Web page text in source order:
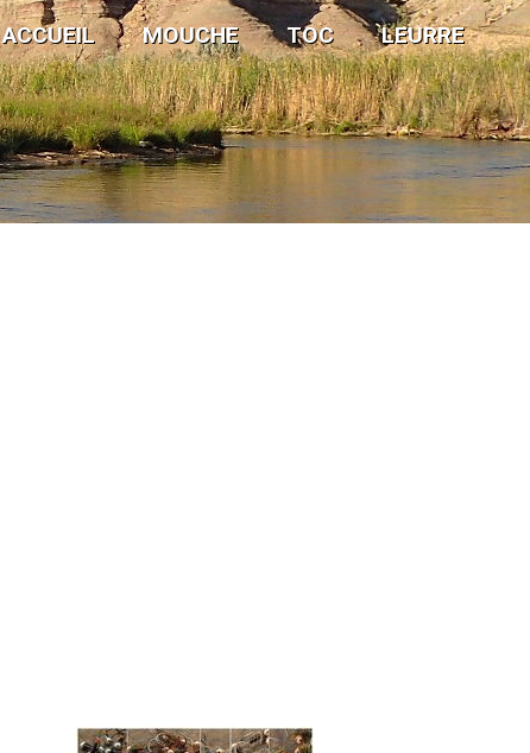
ACCUEIL MOUCHE TOC LEURRE